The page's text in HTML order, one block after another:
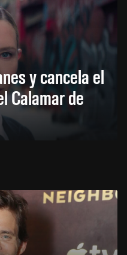
y cancela el
Calamar de